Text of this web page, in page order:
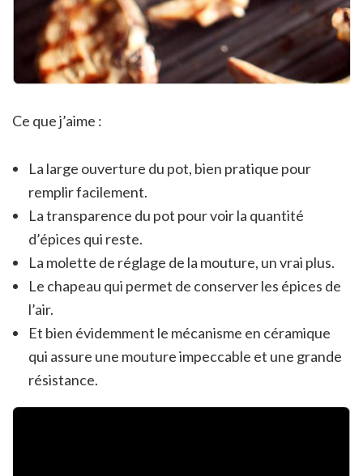
Ce que j’aime :
La large ouverture du pot, bien pratique pour
remplir facilement.
La transparence du pot pour voir la quantité
d’épices qui reste.
La molette de réglage de la mouture, un vrai plus.
Le chapeau qui permet de conserver les épices de
l’air.
Et bien évidemment le mécanisme en céramique
qui assure une mouture impeccable et une grande
résistance.